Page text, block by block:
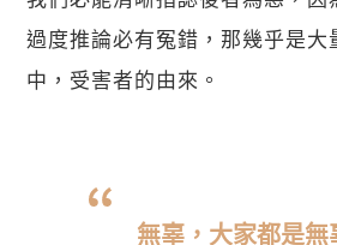
過度推論必有冤錯，那幾乎是大
中，受害者的由來。
無辜，大家都是無